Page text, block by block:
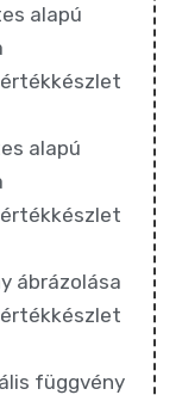
alapú
alapú
ábrázolása
függvény